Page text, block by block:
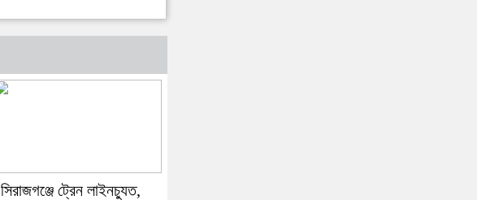
সিরাজগঞ্জে ট্রেন লাইনচ্যুত,